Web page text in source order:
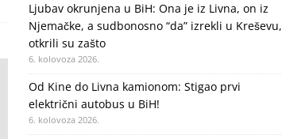
Ljubav okrunjena u BiH: Ona je iz Livna, on iz
Njemačke, a sudbonosno “da” izrekli u Kreševu,
otkrili su zašto
6. kolovoza 2026.
Od Kine do Livna kamionom: Stigao prvi
električni autobus u BiH!
6. kolovoza 2026.